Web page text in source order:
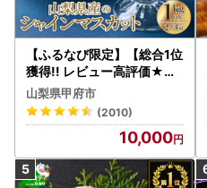
【ふるなび限定】【総合1位
獲得!! レビュー高評価★】
〈2026年度配送分〉山梨
県産 シャインマスカット 2
～3房（1.0kg以上）シャイ
ン フルーツ FN-Limited-S
P
山梨県甲府市
(2010)
10,000